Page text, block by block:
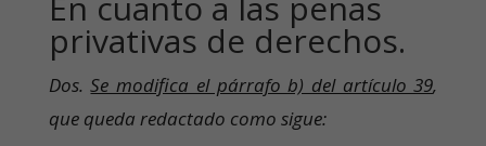
privativas de derechos.
Dos.Se modifica el párrafo b) del artículo 39,
que queda redactado como sigue: